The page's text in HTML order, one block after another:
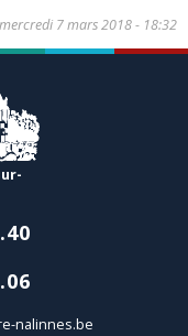
mercredi 7 mars 2018 - 18:32
nalinnes.be